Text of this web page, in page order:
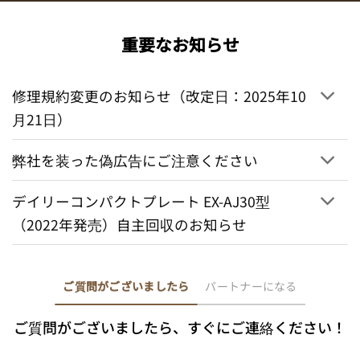
重要なお知らせ
修理規約変更のお知らせ（改定日：2025年10
月21日）
弊社を装った偽広告にご注意ください
デイリーコンパクトプレート EX-AJ30型
（2022年発売）自主回収のお知らせ
ご質問がございましたら パートナーになる
ご質問がございましたら、すぐにご連絡ください！